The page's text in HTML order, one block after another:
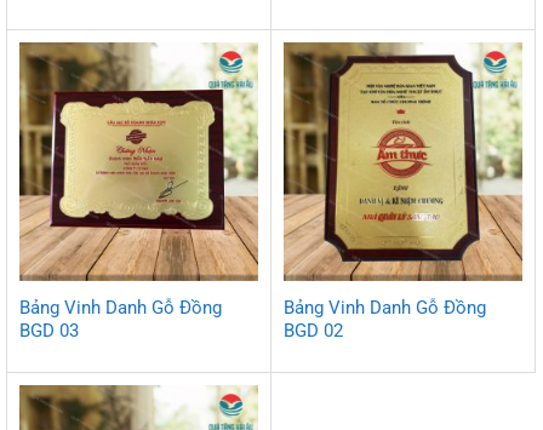
Bảng Vinh Danh Gỗ Đồng
BGD 03
Bảng Vinh Danh Gỗ Đồng
BGD 02